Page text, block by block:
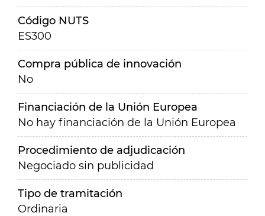
Código NUTS
ES300
Compra pública de innovación
No
Financiación de la Unión Europea
No hay financiación de la Unión Europea
Procedimiento de adjudicación
Negociado sin publicidad
Tipo de tramitación
Ordinaria